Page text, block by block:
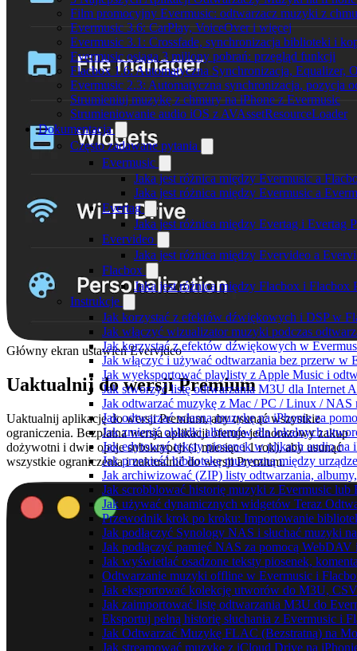
Film promocyjny Evermusic: odtwarzacz muzyki z
Evermusic 3.6: CarPlay, VoiceOver i więcej
Evermusic 3.1: Crossfade, synchronizacja biblioteki i
Evermusic osiąga 3 miliony pobrań: przegląd funkcji
Flacbox 1.6: Automatyczna Synchronizacja, Equalizer,
Evermusic 2.3: Automatyczna synchronizacja, pozycja
Strumieniuj muzykę z chmury na iPhone z Evermusic
Strumieniowanie audio iOS z AVAssetResourceLoader
Dokumentacja
Często zadawane pytania
Evermusic
Jaka jest różnica między Evermusic a
Jaka jest różnica między Evermusic a
Evertag
Jaka jest różnica między Evertag i Evertag
Evervideo
Jaka jest różnica między Evervideo a
Flacbox
Jaka jest różnica między Flacbox i Flacbox
Instrukcje
Jak korzystać z efektów dźwiękowych i DSP w
Jak włączyć wizualizator muzyki podczas
Jak korzystać z efektów dźwiękowych w
Jak włączyć i używać odtwarzania bez przerw w
Jak wyeksportować playlisty z Apple Music i
Jak stworzyć listę odtwarzania M3U dla Internet
Jak odtwarzać muzykę z Mac / PC / Linux /
Jak odtwarzać własną muzykę na iPhonie za
Jak zmienić okładki albumów dla lokalnych
Jak edytować teksty piosenek w plikach audio
Jak przenieść bibliotekę muzyczną między
Jak archiwizować (ZIP) listy odtwarzania,
Jak scrobblować historię muzyki z Evermusic lub
Jak używać dynamicznych widgetów Teraz
Przewodnik krok po kroku: Importowanie
Jak podłączyć Synology NAS i słuchać muzyki
Jak podłączyć pamięć NAS za pomocą
Jak wyświetlać osadzone teksty piosenek,
Odtwarzanie muzyki offline w Evermusic i
Jak eksportować kolekcję utworów do M3U,
Jak zaimportować listę odtwarzania M3U do
Eksportuj pełną historię słuchania z Evermusic i
Jak Odtwarzać Muzykę FLAC (Bezstratną) na
Jak streamować muzykę z iCloud Drive na
Główny ekran ustawień Evervideo
Uaktualnij do wersji Premium
Uaktualnij aplikację do wersji Premium, aby usunąć wszystkie
ograniczenia. Bezpłatna wersja aplikacji oferuje jednorazowy zakup
dożywotni i dwie opcje subskrypcji (1 miesiąc i 1 rok), aby usunąć
wszystkie ograniczenia i uaktualnić do wersji Premium.